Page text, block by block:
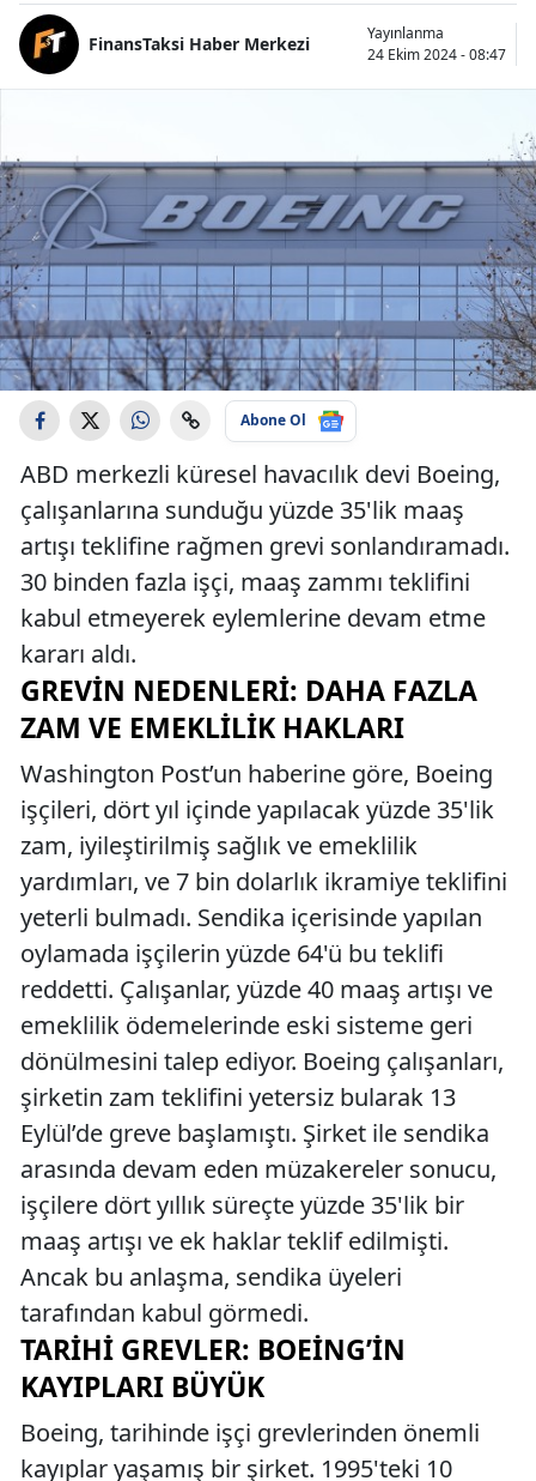
FinansTaksi Haber Merkezi
Yayınlanma
24 Ekim 2024 - 08:47
Abone Ol
ABD merkezli küresel havacılık devi Boeing,
çalışanlarına sunduğu yüzde 35'lik maaş
artışı teklifine rağmen grevi sonlandıramadı.
30 binden fazla işçi, maaş zammı teklifini
kabul etmeyerek eylemlerine devam etme
kararı aldı.
GREVIN NEDENLERI: DAHA FAZLA
ZAM VE EMEKLILIK HAKLARI
Washington Post’un haberine göre, Boeing
işçileri, dört yıl içinde yapılacak yüzde 35'lik
zam, iyileştirilmiş sağlık ve emeklilik
yardımları, ve 7 bin dolarlık ikramiye teklifini
yeterli bulmadı. Sendika içerisinde yapılan
oylamada işçilerin yüzde 64'ü bu teklifi
reddetti. Çalışanlar, yüzde 40 maaş artışı ve
emeklilik ödemelerinde eski sisteme geri
dönülmesini talep ediyor. Boeing çalışanları,
şirketin zam teklifini yetersiz bularak 13
Eylül’de greve başlamıştı. Şirket ile sendika
arasında devam eden müzakereler sonucu,
işçilere dört yıllık süreçte yüzde 35'lik bir
maaş artışı ve ek haklar teklif edilmişti.
Ancak bu anlaşma, sendika üyeleri
tarafından kabul görmedi.
TARIHI GREVLER: BOEING’IN
KAYIPLARI BÜYÜK
Boeing, tarihinde işçi grevlerinden önemli
kayıplar yaşamış bir şirket. 1995'teki 10